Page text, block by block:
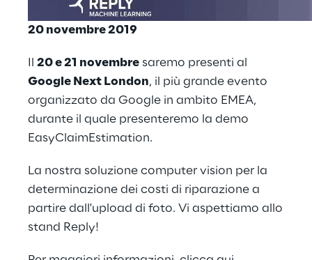
20 novembre 2019
20 e 21 novembre saremo presenti al
Google Next London, il più grande evento
organizzato da Google in ambito EMEA,
durante il quale presenteremo la demo
EasyClaimEstimation.
La nostra soluzione computer vision per la
determinazione dei costi di riparazione a
partire dall'upload di foto. Vi aspettiamo allo
stand Reply!